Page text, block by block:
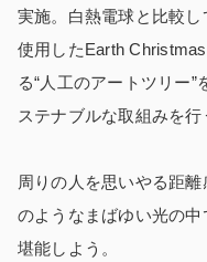
実施。白熱電球と比較
使用したEarth
る“人工のアートツリー
ステナブルな取組みを行
周りの人を思いやる距
のようなまばゆい光の
堪能しよう。